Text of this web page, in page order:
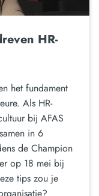
HR-
het fundament
Als HR-
bij AFAS
in 6
de Champion
op 18 mei bij
tips zou je